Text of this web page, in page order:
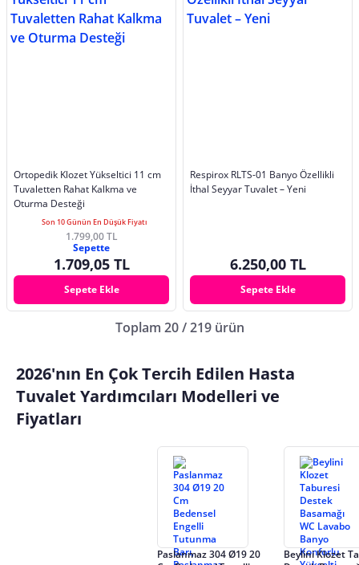
Ortopedik Klozet Yükseltici 11 cm
Tuvaletten Rahat Kalkma ve
Oturma Desteği
Son 10 Günün En Düşük Fiyatı
1.799,00 TL
Sepette
1.709,05 TL
Sepete Ekle
Respirox RLTS-01 Banyo Özellikli
İthal Seyyar Tuvalet – Yeni
6.250,00 TL
Sepete Ekle
Toplam 20 / 219 ürün
2026'nın En Çok Tercih Edilen Hasta
Tuvalet Yardımcıları Modelleri ve
Fiyatları
Paslanmaz 304 Ø19 20
Beylini Klozet